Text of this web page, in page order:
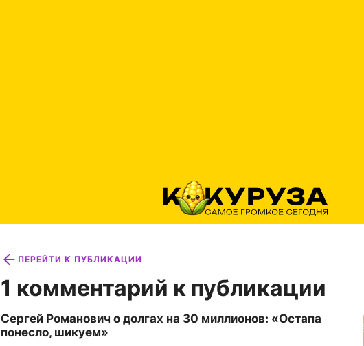
ПЕРЕЙТИ К ПУБЛИКАЦИИ
1 комментарий к публикации
Сергей Романович о долгах на 30 миллионов: «Остапа
понесло, шикуем»